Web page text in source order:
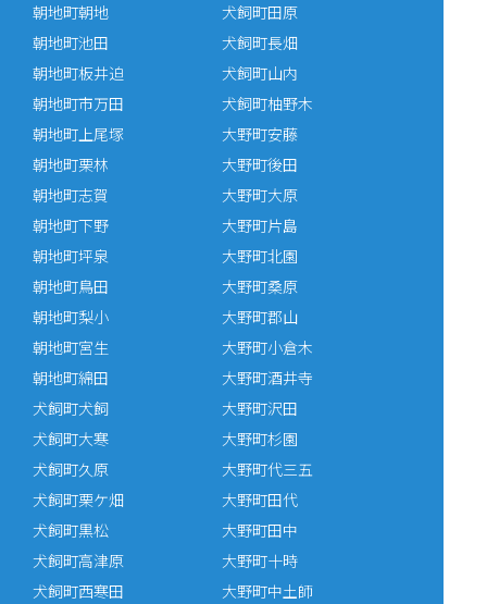
朝地町朝地
朝地町池田
朝地町板井迫
朝地町市万田
朝地町上尾塚
朝地町栗林
朝地町志賀
朝地町下野
朝地町坪泉
朝地町鳥田
朝地町梨小
朝地町宮生
朝地町綿田
犬飼町犬飼
犬飼町大寒
犬飼町久原
犬飼町栗ケ畑
犬飼町黒松
犬飼町高津原
犬飼町西寒田
犬飼町田原
犬飼町長畑
犬飼町山内
犬飼町柚野木
大野町安藤
大野町後田
大野町大原
大野町片島
大野町北園
大野町桑原
大野町郡山
大野町小倉木
大野町酒井寺
大野町沢田
大野町杉園
大野町代三五
大野町田代
大野町田中
大野町十時
大野町中土師